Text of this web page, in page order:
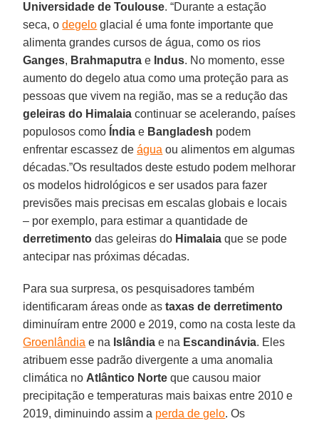
Universidade de Toulouse. “Durante a estação
seca, odegelo glacial é uma fonte importante que
alimenta grandes cursos de água, como os rios
Ganges, Brahmaputra e Indus. No momento, esse
aumento do degelo atua como uma proteção para as
pessoas que vivem na região, mas se a redução das
geleiras do Himalaia continuar se acelerando, países
populosos como Índia e Bangladesh podem
enfrentar escassez deágua ou alimentos em algumas
décadas.”Os resultados deste estudo podem melhorar
os modelos hidrológicos e ser usados para fazer
previsões mais precisas em escalas globais e locais
– por exemplo, para estimar a quantidade de
derretimento das geleiras do Himalaia que se pode
antecipar nas próximas décadas.
Para sua surpresa, os pesquisadores também
identificaram áreas onde astaxas de derretimento
diminuíram entre 2000 e 2019, como na costa leste da
Groenlândia e na Islândia e na Escandinávia. Eles
atribuem esse padrão divergente a uma anomalia
climática no Atlântico Norte que causou maior
precipitação e temperaturas mais baixas entre 2010 e
2019, diminuindo assim a perda de gelo. Os